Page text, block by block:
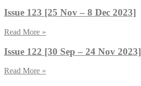
Issue 123 [25 Nov – 8 Dec 2023]
Read More »
Issue 122 [30 Sep – 24 Nov 2023]
Read More »